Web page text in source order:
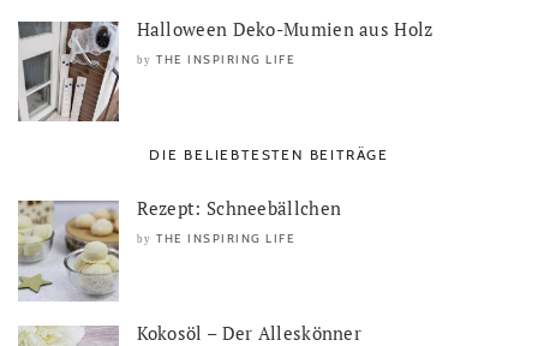
Halloween Deko-Mumien aus Holz
by THE INSPIRING LIFE
DIE BELIEBTESTEN BEITRÄGE
Rezept: Schneebällchen
by THE INSPIRING LIFE
Kokosöl – Der Alleskönner